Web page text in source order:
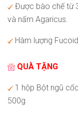
Được bào chế từ
và nấm Agaricus.
Hàm lượng
QUÀ TẶNG
1 hộp Bột ngũ
500g